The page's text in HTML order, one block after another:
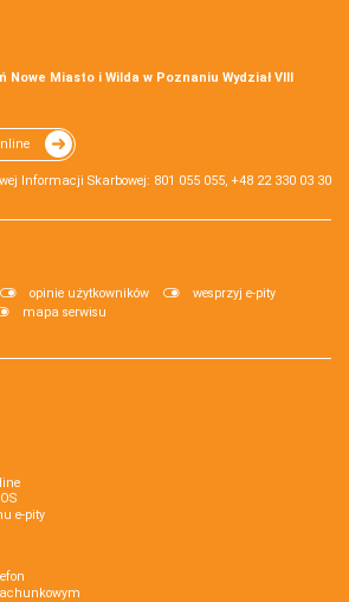
Nowe Miasto i Wilda w Poznaniu Wydział VIII
Informacji Skarbowej: 801 055 055, +48 22 330 03 30
opinie użytkowników
wesprzyj e-pity
mapa serwisu
e-pity